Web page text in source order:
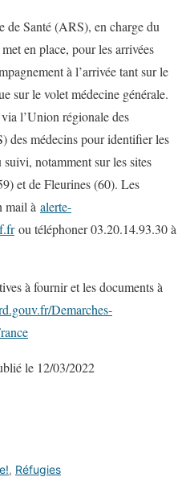
de Santé (ARS), en charge du
en place, pour les arrivées
à l’arrivée tant sur le
sur le volet médecine générale.
l’Union régionale des
des médecins pour identifier les
notamment sur les sites
et de Fleurines (60). Les
mail à alerte-
ou téléphoner 03.20.14.93.30 à
à fournir et les documents à
Demarches-
le 12/03/2022
, Réfugies